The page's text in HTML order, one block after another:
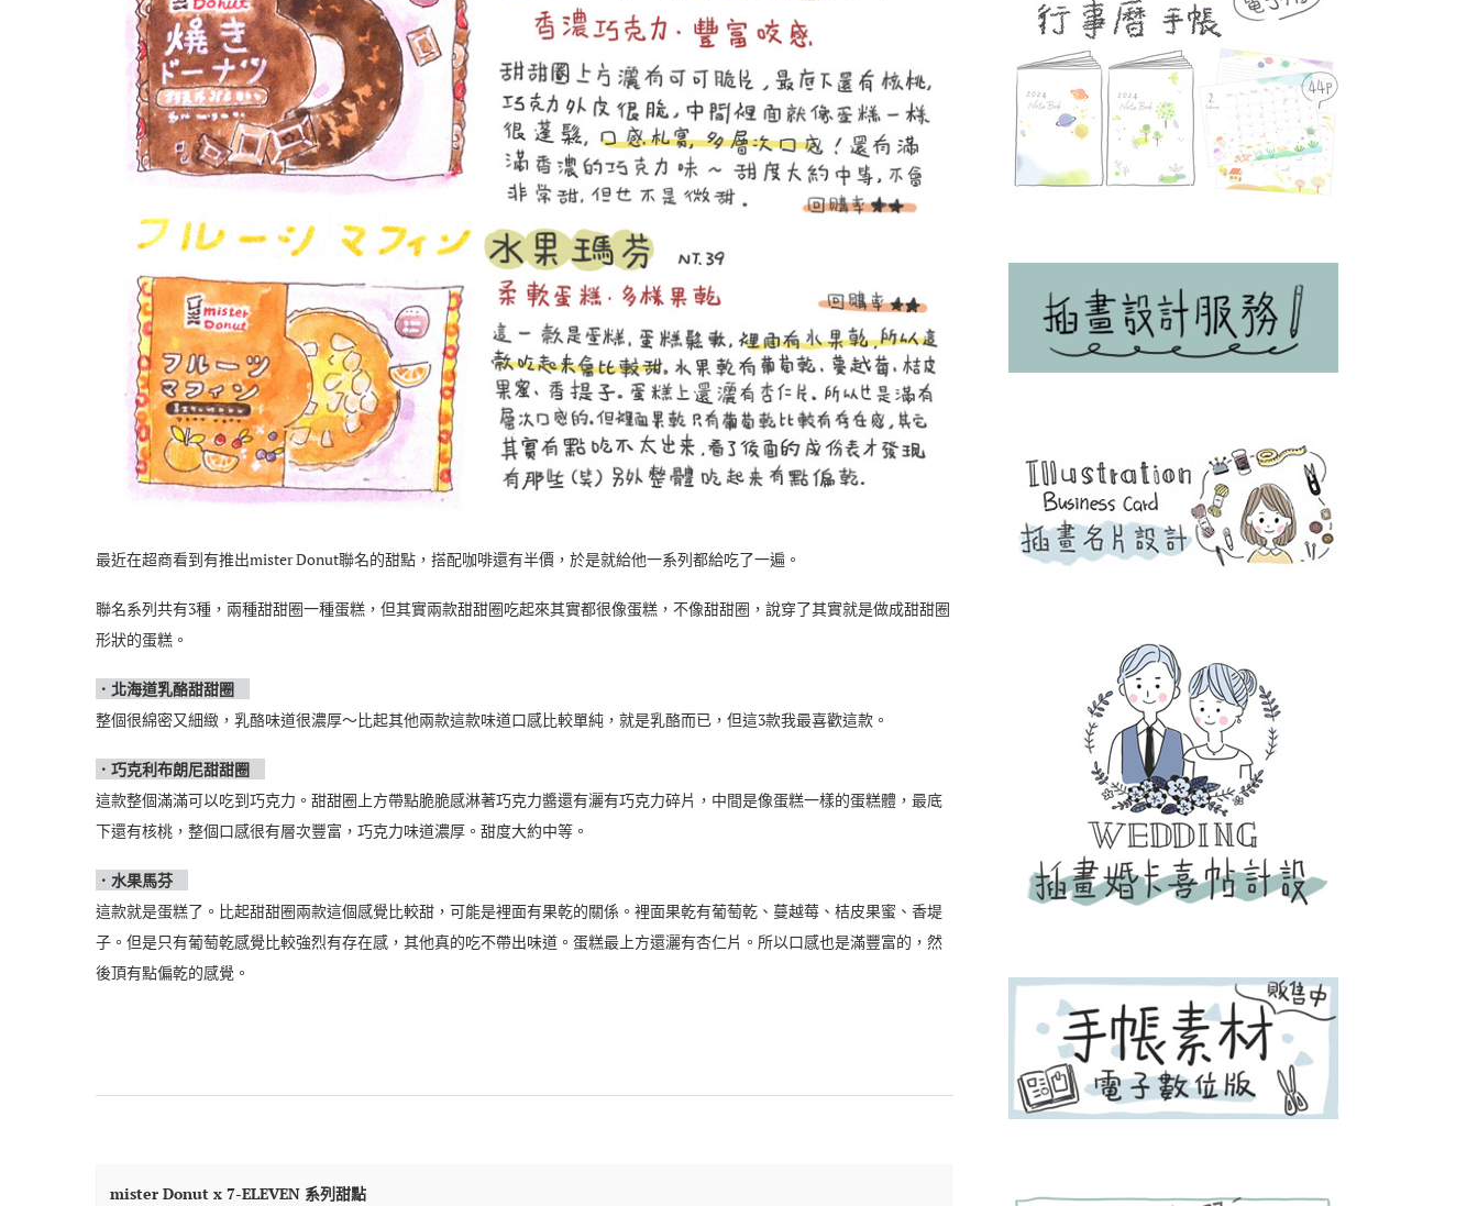
最近在超商看到有推出mister Donut聯名的甜點，搭配咖啡還有半價，於是就給他一系列都給吃了一遍。
聯名系列共有3種，兩種甜甜圈一種蛋糕，但其實兩款甜甜圈吃起來其實都很像蛋糕，不像甜甜圈，說穿了其實就是做成甜甜圈
形狀的蛋糕。
．北海道乳酪甜甜圈
整個很綿密又細緻，乳酪味道很濃厚～比起其他兩款這款味道口感比較單純，就是乳酪而已，但這3款我最喜歡這款。
．巧克利布朗尼甜甜圈
這款整個滿滿可以吃到巧克力。甜甜圈上方帶點脆脆感淋著巧克力醬還有灑有巧克力碎片，中間是像蛋糕一樣的蛋糕體，最底
下還有核桃，整個口感很有層次豐富，巧克力味道濃厚。甜度大約中等。
．水果馬芬
這款就是蛋糕了。比起甜甜圈兩款這個感覺比較甜，可能是裡面有果乾的關係。裡面果乾有葡萄乾、蔓越莓、桔皮果蜜、香堤
子。但是只有葡萄乾感覺比較強烈有存在感，其他真的吃不帶出味道。蛋糕最上方還灑有杏仁片。所以口感也是滿豐富的，然
後頂有點偏乾的感覺。
mister Donut x 7-ELEVEN 系列甜點